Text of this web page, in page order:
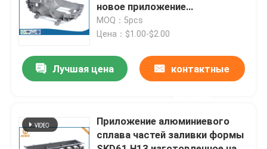
Новости
Алюминиевая заливка формы
Части CNC подвергая механической обработке
новое приложение
механической обработке
энергии
MOQ：5pcs
Цена：$1.00-$2.00
Лучшая цена контактные
Приложение алюминиевого
сплава частей заливки формы